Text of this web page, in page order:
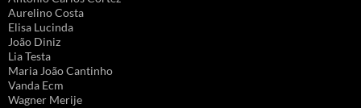
Aurelino Costa
Elisa Lucinda
João Diniz
Lia Testa
Maria João Cantinho
Vanda Ecm
Wagner Merije